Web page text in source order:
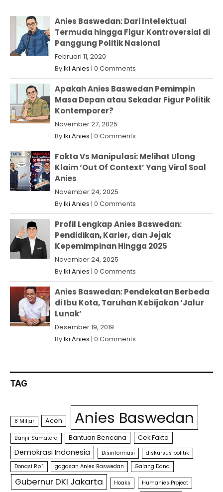
Anies Baswedan: Dari Intelektual
Termuda hingga Figur Kontroversial di
Panggung Politik Nasional
Februari 11, 2020
ByIki Anies | 0 Comments
Apakah Anies Baswedan Pemimpin
Masa Depan atau Sekadar Figur Politik
Kontemporer?
November 27, 2025
ByIki Anies | 0 Comments
Fakta Vs Manipulasi: Melihat Ulang
Klaim ‘Out Of Context’ Yang Viral Soal
Anies
November 24, 2025
ByIki Anies | 0 Comments
Profil Lengkap Anies Baswedan:
Pendidikan, Karier, dan Jejak
Kepemimpinan Hingga 2025
November 24, 2025
ByIki Anies | 0 Comments
Anies Baswedan: Pendekatan Berbeda
di Ibu Kota, Taruhan Kebijakan ‘Jalur
Lunak’
Desember 19, 2019
ByIki Anies | 0 Comments
TAG
8 Miliar Aceh Anies Baswedan
Banjir Sumatera Bantuan Bencana Cek Fakta
Demokrasi Indonesia Disinformasi
diskursus politik
Donasi Rp 1
gagasan Anies Baswedan Galang Dana
Gubernur DKI Jakarta Hoaks Humanies Project